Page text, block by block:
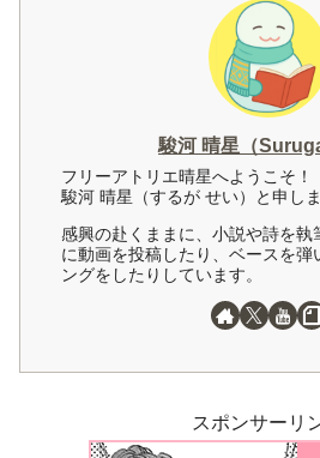
駿河 晴星（
フリーアトリエ晴星へようこそ！
駿河 晴星（するが せい）と申しま
感興の赴くままに、小説や詩を執
に動画を投稿したり、ベースを弾
ングをしたりしています。
スポンサーリ